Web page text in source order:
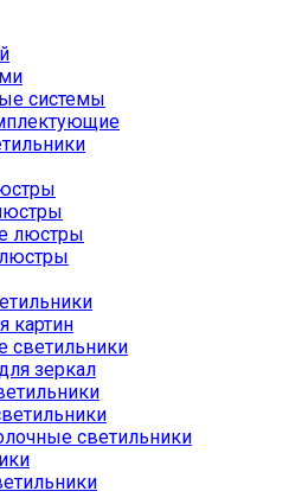
системы
люстры
картин
светильники
зеркал
светильники